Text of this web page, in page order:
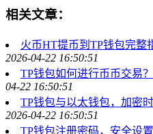
相关文章：
火币HT提币到TP钱包完整
2026-04-22 16:50:51
TP钱包如何进行币币交易
04-22 16:50:51
TP钱包与以太钱包，加密
2026-04-22 16:50:51
TP钱包注册密码，安全设